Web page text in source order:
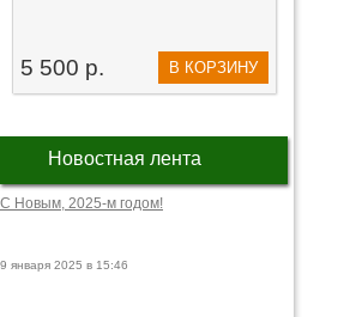
5 500 р. В КОРЗИНУ
Новостная лента
С Новым, 2025-м годом!
9 января 2025 в 15:46